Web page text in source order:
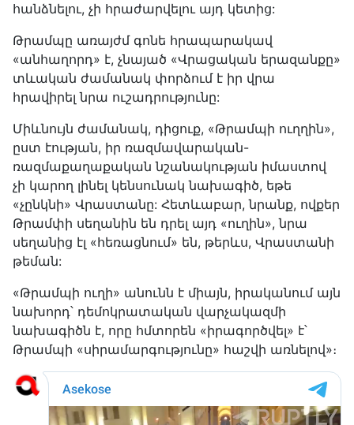
հանձնելու, չի հրաժարվելու այդ կետից:
Թրամպը առայժմ գոնե հրապարակավ
«անհաղորդ» է, չնայած «Վրացական երազանքը»
տևական ժամանակ փորձում է իր վրա
հրավիրել նրա ուշադրությունը:
Միևնույն ժամանակ, դիցուք, «Թրամպի ուղղին»,
ըստ էության, իր ռազմավարական-
ռազմաքաղաքական նշանակության իմաստով
չի կարող լինել կենսունակ նախագիծ, եթե
«չընկնի» Վրաստանը: Հետևաբար, նրանք, ովքեր
Թրամփի սեղանին են դրել այդ «ուղին», նրա
սեղանից էլ «հեռացնում» են, թերևս, Վրաստանի
թեման:
«Թրամպի ուղի» անունն է միայն, իրականում այն
նախորդ՝ դեմոկրատական վարչակազմի
նախագիծն է, որը հմտորեն «իրագործվել» է՝
Թրամպի «սիրամարգությունը» հաշվի առնելով»։